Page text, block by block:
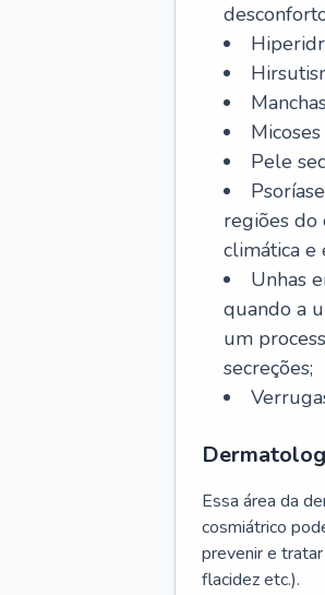
Pele
regiões do
climática e
Unhas
quando a
um
secreções;
Essa área da
cosmiátrico
prevenir e
flacidez etc.).